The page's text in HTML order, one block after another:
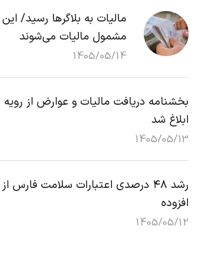
مالیات به بلاگرها رسید/
مشمول مالیات می‌شوند
1405/05/14
بخشنامه دریافت مالیات و عوارض از رویه
ابلاغ شد
1405/05/13
رشد ۴۸ درصدی اعتبارات سلامت
افزوده
1405/05/12